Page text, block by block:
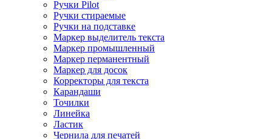
Ручки Pilot
Ручки стираемые
Ручки на подставке
Маркер выделитель текста
Маркер промышленный
Маркер перманентный
Маркер для досок
Корректоры для текста
Карандаши
Точилки
Линейка
Ластик
Чернила для печатей